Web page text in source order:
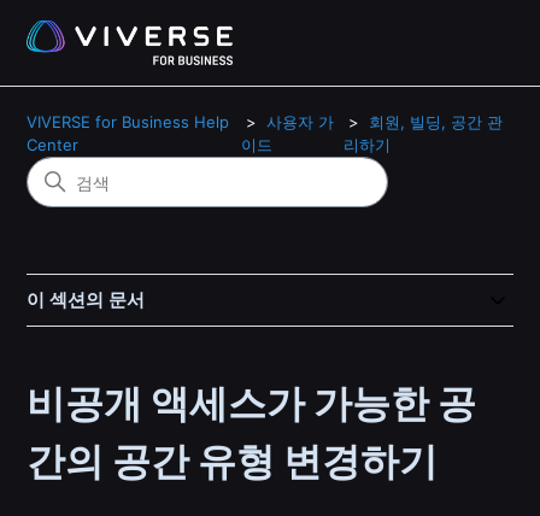
VIVERSE for Business Help
Center
사용자 가
이드
회원, 빌딩, 공간 관
리하기
이 섹션의 문서
비공개 액세스가 가능한 공
간의 공간 유형 변경하기